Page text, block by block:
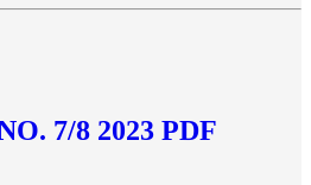
7/8 2023 PDF